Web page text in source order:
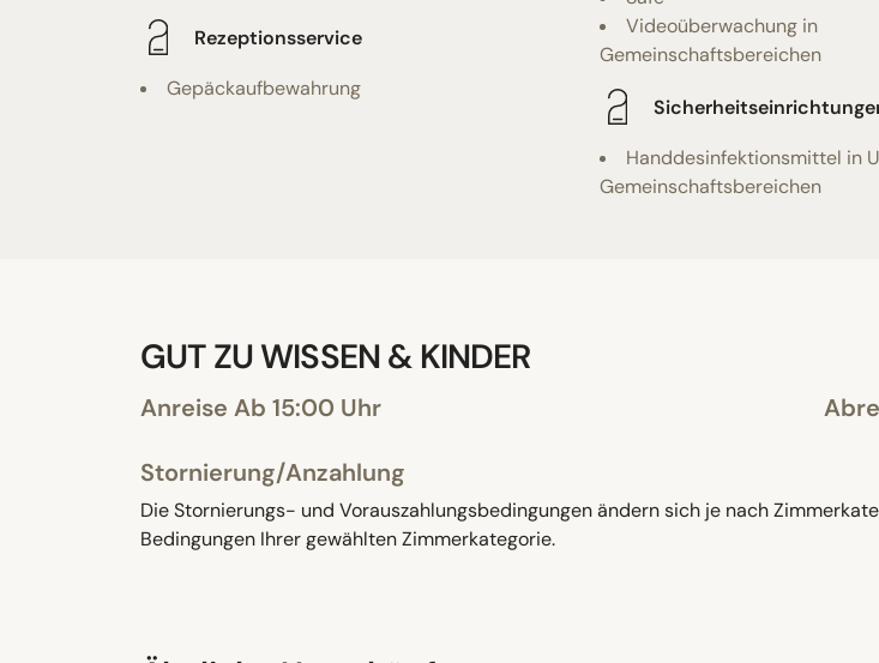
Rezeptionsservice
Gepäckaufbewahrung
Videoüberwachung in
Gemeinschaftsbereichen
Handdesinfektionsmittel in
Gemeinschaftsbereichen
GUT ZU WISSEN & KINDER
Anreise Ab 15:00 Uhr
Stornierung/Anzahlung
Die Stornierungs- und Vorauszahlungsbedingungen ändern sich je nach
Bedingungen Ihrer gewählten Zimmerkategorie.